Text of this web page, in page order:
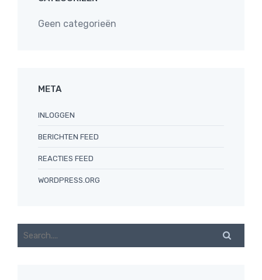
Geen categorieën
META
INLOGGEN
BERICHTEN FEED
REACTIES FEED
WORDPRESS.ORG